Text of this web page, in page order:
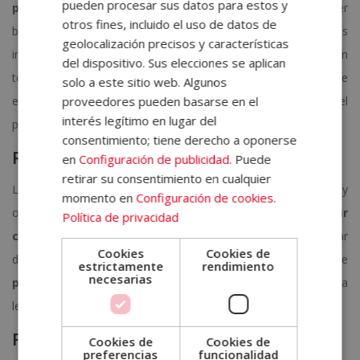
preocuparse demasiado por la perfección en el primer
borrador, mantener una estructura clara y coherente. Lo más
importante en esta fase es avanzar y convertir las ideas en
texto, sin detenerse en cada pequeño detalle. Una rutina de
escritura ayuda a mantener la motivación y favorece que el
proyecto llegue a completarse.
Revisión y edición
Leer el texto varias veces, corregir errores gramaticales y
ortográficos, mejorar la calidad y el flujo del contenido.
Revisar
con calmapermite detectar fallos que suelen pasar
desapercibidos durante la escritura. También es el momento de
perfeccionar el estilo, eliminar repeticiones y conseguir una
lectura más fluida y agradable.
Publicación
pueden procesar sus datos para estos y
otros fines, incluido el uso de datos de
geolocalización precisos y características
del dispositivo. Sus elecciones se aplican
solo a este sitio web. Algunos
proveedores pueden basarse en el
interés legítimo en lugar del
consentimiento; tiene derecho a oponerse
enConfiguración de publicidad. Puede
retirar su consentimiento en cualquier
momento enConfiguración de cookies.
Política de privacidad
Cookies
estrictamente
necesarias
Cookies de
rendimiento
Cookies de
preferencias
Cookies de
funcionalidad